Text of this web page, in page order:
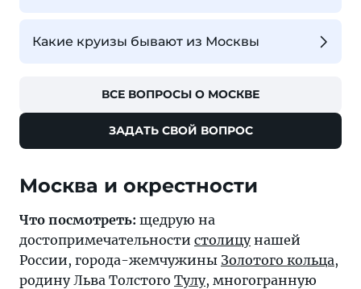
Какие круизы бывают из Москвы
ВСЕ ВОПРОСЫ О МОСКВЕ
ЗАДАТЬ СВОЙ ВОПРОС
Москва и окрестности
Что посмотреть: щедрую на
достопримечательности столицунашей
России, города-жемчужины Золотого кольца,
родину Льва Толстого Тулу, многогранную